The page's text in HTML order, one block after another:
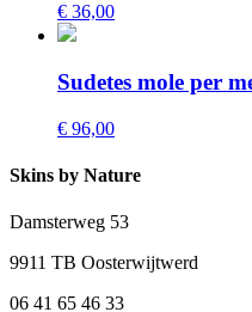
€ 36,00
Sudetes mole per
€ 96,00
Skins by Nature
Damsterweg 53
9911 TB Oosterwijtwerd
06 41 65 46 33